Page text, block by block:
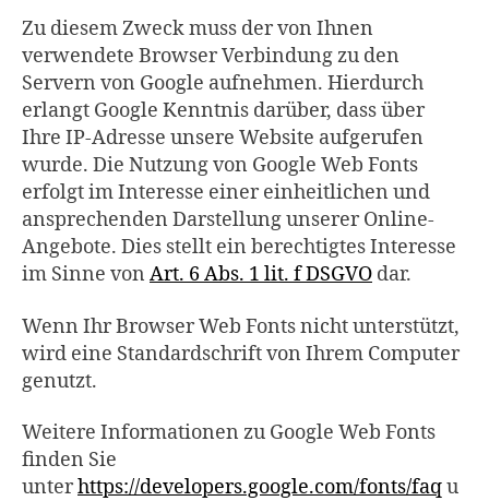
Zu diesem Zweck muss der von Ihnen
verwendete Browser Verbindung zu den
Servern von Google aufnehmen. Hierdurch
erlangt Google Kenntnis darüber, dass über
Ihre IP-Adresse unsere Website aufgerufen
wurde. Die Nutzung von Google Web Fonts
erfolgt im Interesse einer einheitlichen und
ansprechenden Darstellung unserer Online-
Angebote. Dies stellt ein berechtigtes Interesse
im Sinne von Art. 6 Abs. 1 lit. f DSGVO dar.
Wenn Ihr Browser Web Fonts nicht unterstützt,
wird eine Standardschrift von Ihrem Computer
genutzt.
Weitere Informationen zu Google Web Fonts
finden Sie
unterhttps://developers.google.com/fonts/faqu